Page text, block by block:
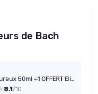
de Bach
8.1/10